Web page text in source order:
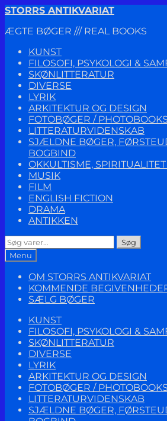
Spring
navigation
Spring
indhold
STORRS ANTIKVARIAT
ÆGTE BØGER /// REAL BOOKS
KUNST
FILOSOFI, PSYKOLOGI &
SKØNLITTERATUR
DIVERSE
LYRIK
ARKITEKTUR OG DESIGN
FOTOBØGER / PHOTOBOOKS
LITTERATURVIDENSKAB
SJÆLDNE BØGER,
BOGBIND
OKKULTISME,
MUSIK
FILM
ENGLISH FICTION
DRAMA
ANTIKKEN
Søg
efter:
Søg
Menu
OM STORRS ANTIKVARIAT
KOMMENDE
SÆLG BØGER
KUNST
FILOSOFI, PSYKOLOGI &
SKØNLITTERATUR
DIVERSE
LYRIK
ARKITEKTUR OG DESIGN
FOTOBØGER / PHOTOBOOKS
LITTERATURVIDENSKAB
SJÆLDNE BØGER,